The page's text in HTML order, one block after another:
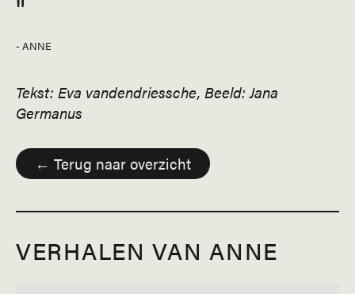
- ANNE
Tekst: Eva vandendriessche, Beeld: Jana
Germanus
← Terug naar overzicht
VERHALEN VAN ANNE